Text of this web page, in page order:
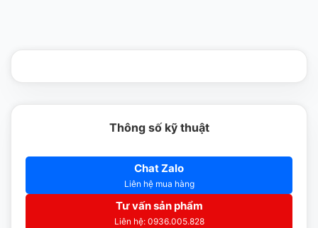
Thông số kỹ thuật
Chat Zalo
Liên hệ mua hàng
Tư vấn sản phẩm
Liên hệ: 0936.005.828